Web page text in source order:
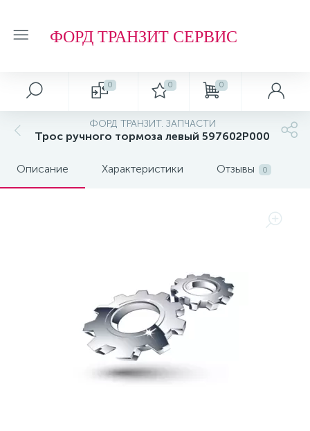
ФОРД ТРАНЗИТ СЕРВИС
0 0 0
ФОРД ТРАНЗИТ. ЗАПЧАСТИ
Трос ручного тормоза левый 597602P000
Описание Характеристики Отзывы 0